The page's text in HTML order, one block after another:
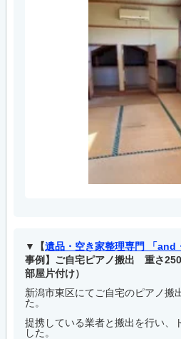
【遺品・空き家整理専門 「and
事例】ご自宅ピアノ搬出 重さ
部屋片付け）
新潟市東区にてご自宅のピアノ搬
た。
提携している業者と搬出を行い、
した。